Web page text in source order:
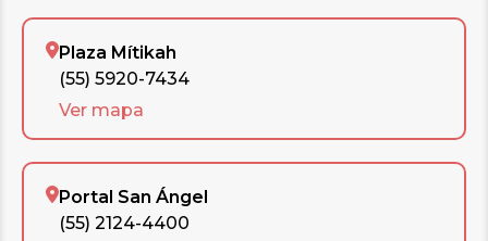
Plaza Mítikah
(55) 5920-7434
Ver mapa
Portal San Ángel
(55) 2124-4400